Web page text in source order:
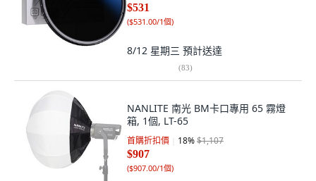
$531
($531.00/1個)
8/12 星期三 預計送達
(83)
NANLITE 南光 BM卡口專用 65 霧燈
箱, 1個, LT-65
首購折扣價 18%$1,107
$907
($907.00/1個)